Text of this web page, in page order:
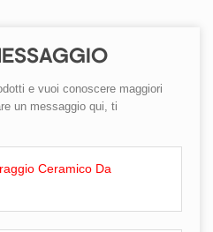
e vuoi conoscere maggiori
un messaggio qui, ti
Ceramico Da